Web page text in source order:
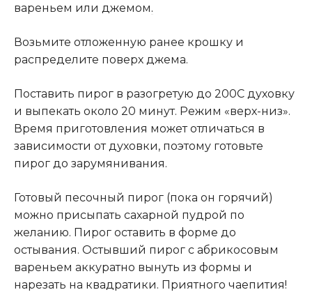
вареньем или джемом.
Возьмите отложенную ранее крошку и
распределите поверх джема.
Поставить пирог в разогретую до 200С духовку
и выпекать около 20 минут. Режим «верх-низ».
Время приготовления может отличаться в
зависимости от духовки, поэтому готовьте
пирог до зарумянивания.
Готовый песочный пирог (пока он горячий)
можно присыпать сахарной пудрой по
желанию. Пирог оставить в форме до
остывания. Остывший пирог с абрикосовым
вареньем аккуратно вынуть из формы и
нарезать на квадратики. Приятного чаепития!